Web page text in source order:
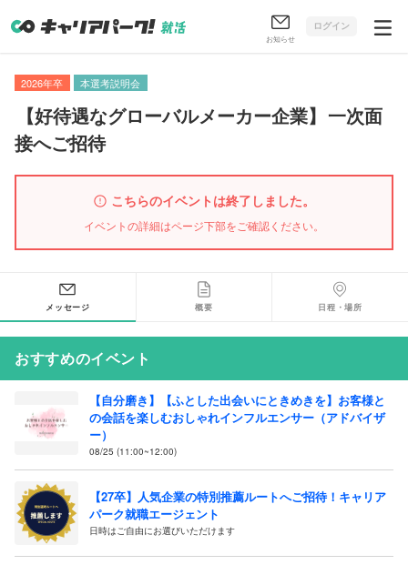
お知らせ
ログイン
2026年卒 本選考説明会
【好待遇なグローバルメーカー企業】 一次面
接へご招待
こちらのイベントは終了しました。
イベントの詳細はページ下部をご確認ください。
メッセージ 概要 日程・場所
おすすめのイベント
【自分磨き】【ふとした出会いにときめきを】お客様と
の会話を楽しむおしゃれインフルエンサー（アドバイザ
ー）
08/25 (11:00~12:00)
【27卒】人気企業の特別推薦ルートへご招待！キャリア
パーク就職エージェント
日時はご自由にお選びいただけます